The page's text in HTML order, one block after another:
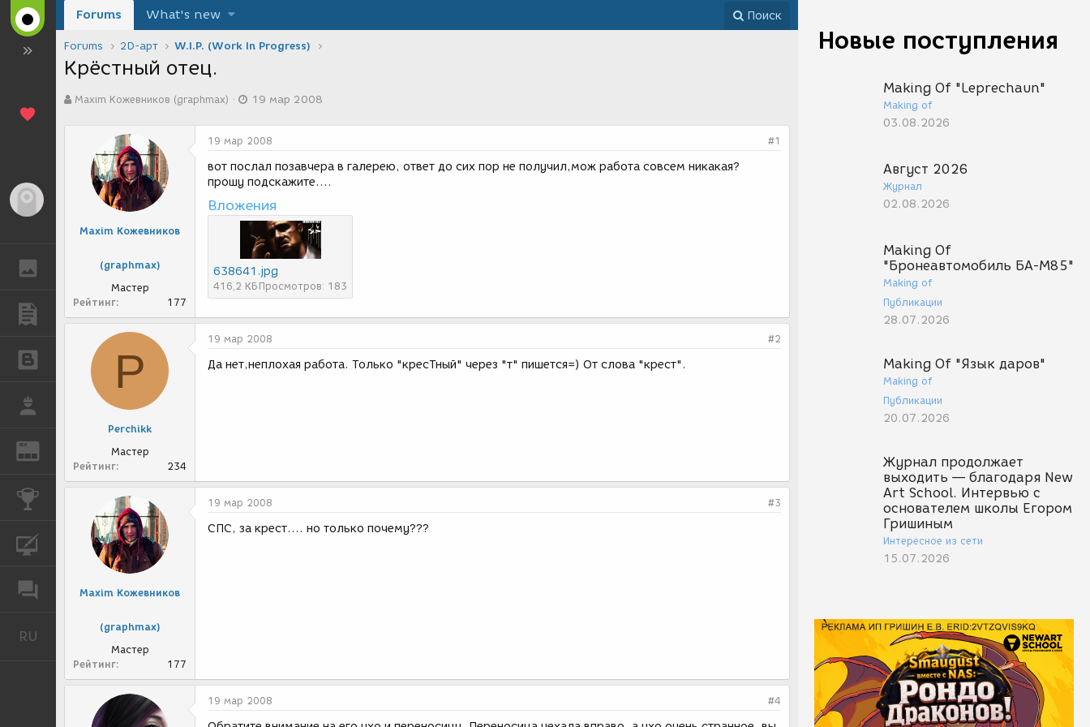
ГАЛЕРЕЯ
БЛОГИ
REN
КОНКУРСЫ
КУРСЫ
ФОРУМ
RU Русский
Новые поступления
Making Of "Leprechaun"
Making of
03.08.2026
Август 2026
Журнал
02.08.2026
Making Of
"Бронеавтомобиль БА-М85"
Making of
Публикации
28.07.2026
Making Of "Язык даров"
Making of
Публикации
20.07.2026
Журнал продолжает
выходить — благодаря New
Art School. Интервью с
основателем школы Егором
Гришиным
Интересное из сети
15.07.2026
Forums What's new Поиск
Forums 2D-арт W.I.P. (Work In Progress)
Крёстный отец.
в
Maxim Кожевников (graphmax)
а
с
о
з
а
н
и
я
19 мар 2008
Maxim Кожевников
(graphmax)
Мастер
Рейтинг
177
19 мар 2008 #1
вот послал позавчера в галерею, ответ до сих пор не получил,мож работа совсем никакая?
прошу подскажите....
Вложения
638641.jpg
416,2 КБ Просмотров: 183
P
Perchikk
Мастер
Рейтинг
234
19 мар 2008 #2
Да нет,неплохая работа. Только "кресТный" через "т" пишется=) От слова "крест".
Maxim Кожевников
(graphmax)
Мастер
Рейтинг
177
19 мар 2008 #3
СПС, за крест.... но только почему???
19 мар 2008 #4